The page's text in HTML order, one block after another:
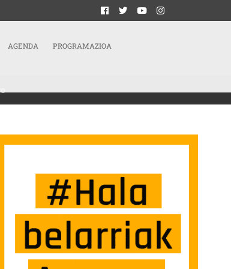
AGENDA PROGRAMAZIOA
LA ÚLTIMA ENTREGA DE ZIRRIBORROAK ETA GERO